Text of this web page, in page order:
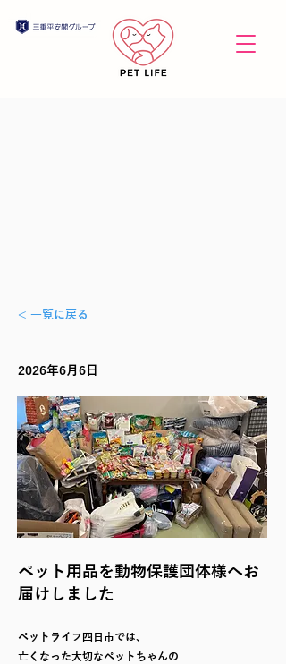
< 一覧に戻る
2026年6月6日
ペット用品を動物保護団体様へお
届けしました
ペットライフ四日市では、
亡くなった大切なペットちゃんの